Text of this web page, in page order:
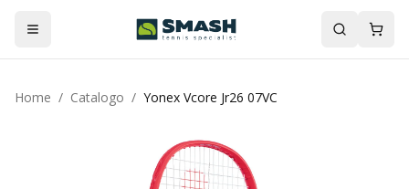
Home / Catalogo / Yonex Vcore Jr26 07VC